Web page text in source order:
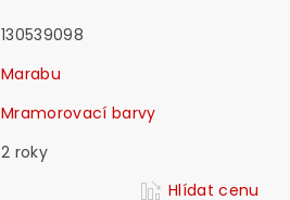
130539098
Marabu
Mramorovací barvy
2 roky
Hlídat cenu